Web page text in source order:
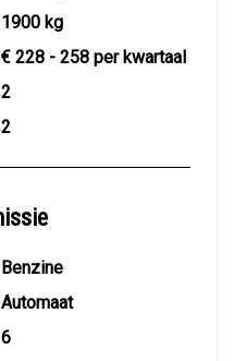
1900 kg
€ 228 - 258 per kwartaal
2
2
Benzine
Automaat
6